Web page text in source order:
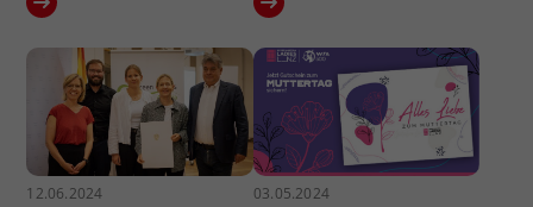
12.06.2024 03.05.2024